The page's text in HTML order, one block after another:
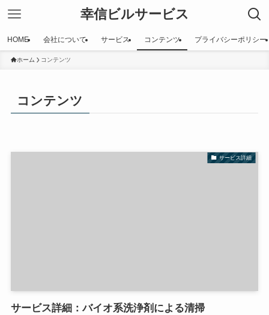
幸信ビルサービス
HOME 会社について サービス コンテンツ プライバシーポリシー
ホーム コンテンツ
コンテンツ
サービス詳細
サービス詳細：バイオ系洗浄剤による清掃